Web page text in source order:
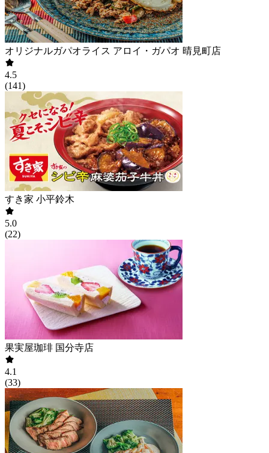
オリジナルガパオライス アロイ・ガパオ 晴見町店
4.5
(141)
すき家 小平鈴木
5.0
(22)
果実屋珈琲 国分寺店
4.1
(33)